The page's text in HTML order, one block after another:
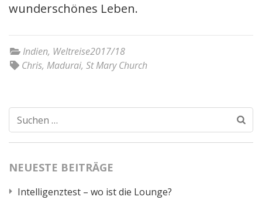
wunderschönes Leben.
Indien, Weltreise2017/18
Chris, Madurai, St Mary Church
Suchen
nach:
NEUESTE BEITRÄGE
Intelligenztest – wo ist die Lounge?